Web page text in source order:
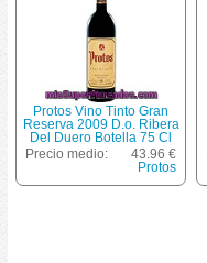
Protos Vino Tinto Gran
Reserva 2009 D.o. Ribera
Del Duero Botella 75 Cl
Precio medio:
43.96 €
Protos